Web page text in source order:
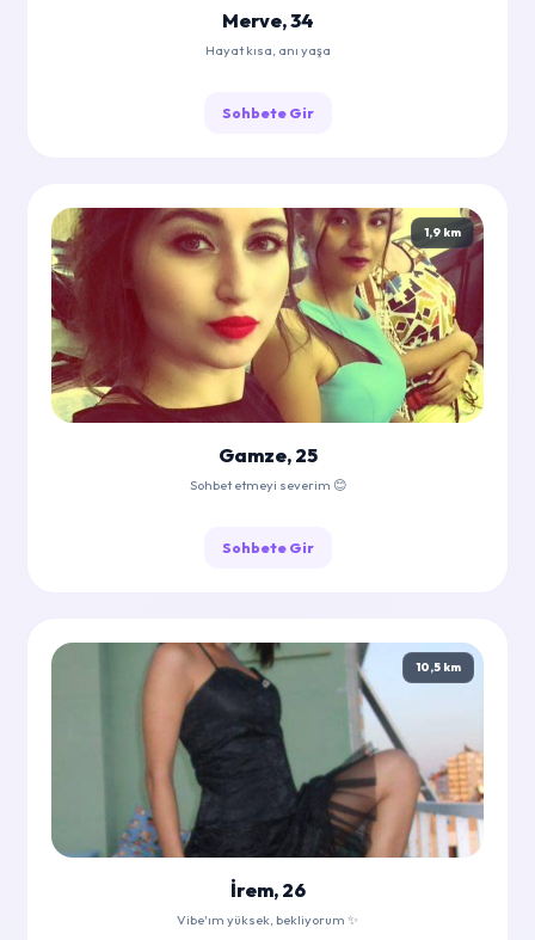
Merve, 34
Hayat kısa, anı yaşa
Sohbete Gir
1,9 km
Gamze, 25
Sohbet etmeyi severim 😊
Sohbete Gir
10,5 km
İrem, 26
Vibe'ım yüksek, bekliyorum ✨